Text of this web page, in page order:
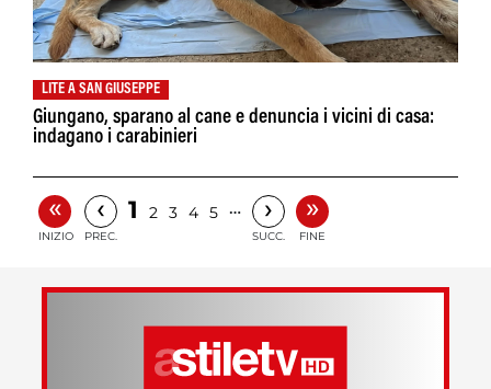
LITE A SAN GIUSEPPE
Giungano, sparano al cane e denuncia i vicini di casa:
indagano i carabinieri
«
INIZIO
‹
PREC.
1 2 3 4 5 … ›
SUCC.
»
FINE